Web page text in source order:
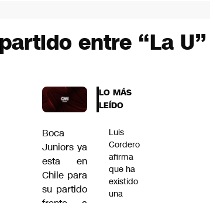
entre “La
Boca
Juniors ya
esta en
Chile para
su partido
LO MÁS
LEÍDO
Luis
Cordero
afirma
que ha
existido
una